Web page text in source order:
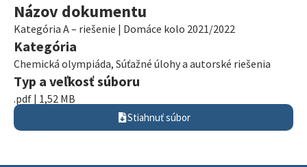
Názov dokumentu
Kategória A – riešenie | Domáce kolo 2021/2022
Kategória
Chemická olympiáda, Súťažné úlohy a autorské riešenia
Typ a veľkosť súboru
.pdf | 1,52 MB
Stiahnuť súbor